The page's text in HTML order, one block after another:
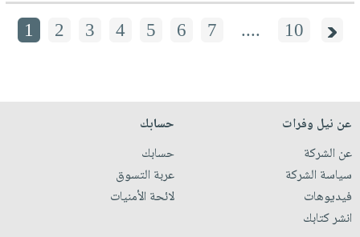
1 2 3 4 5 6 7 .... 10
عن نيل وفرات
عن الشركة
سياسة الشركة
فيديوهات
انشر كتابك
حسابك
حسابك
عربة التسوق
لائحة الأمنيات